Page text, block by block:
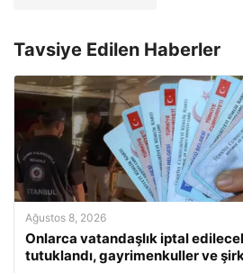
Tavsiye Edilen Haberler
Ağustos 8, 2026
Onlarca vatandaşlık iptal
tutuklandı, gayrimenkuller ve